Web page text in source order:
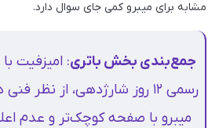
مشابه برای میبرو کمی جای سوال دارد.
جمع‌بندی بخش باتری: امیزفیت
رسمی ۱۲ روز شارژدهی، از نظر
میبرو با صفحه کوچک‌تر و عدم